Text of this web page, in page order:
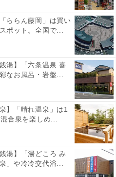
ららん藤岡」は買い
ポット。全国で...
湯】「六条温泉 喜
なお風呂・岩盤...
】「晴れ温泉」は1
合泉を楽しめ...
湯】「湯どころ み
」や冷冷交代浴...